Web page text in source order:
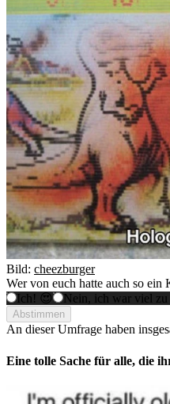
Bild: cheezburger
Wer von euch hatte auch so ein
Ich! 😍
Nein, ich war viel zu
Abstimmen
An dieser Umfrage haben
Eine tolle Sache für alle, die